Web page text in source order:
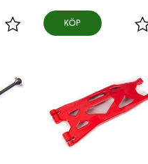
Lägg till i favoriter
KÖP